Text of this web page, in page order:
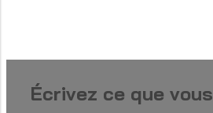
Écrivez ce que